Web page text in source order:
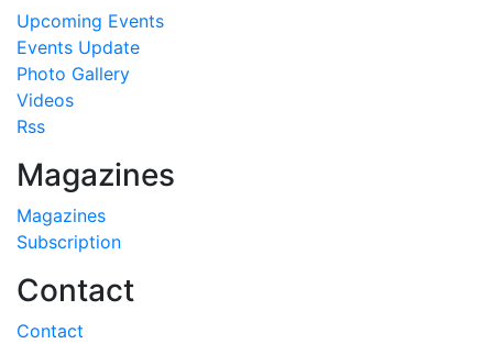
Upcoming Events
Events Update
Photo Gallery
Videos
Rss
Magazines
Magazines
Subscription
Contact
Contact